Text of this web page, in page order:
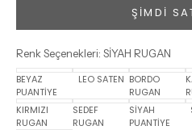
ŞİMDİ
Renk Seçenekleri: SİYAH RUGAN
BEYAZ
PUANTİYE
LEO SATEN BORDO
RUGAN
KIRMIZI
RUGAN
SEDEF
RUGAN
SİYAH
PUANTİYE